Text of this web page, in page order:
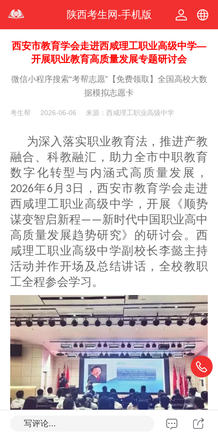
陕西考生网-手机版
中文
西安市教育学会走进西咸理工职业高级中学—
开展职业教育高质量发展专题研讨会
微信小程序搜索“考帮志愿”【免费领取】全国高校大数
据模拟志愿卡
考生帮 2026-06-06 来源：西咸理工职业高级中学
为深入落实职业教育法，推进产教
融合、科教融汇，助力全市中职教育
数字化转型与内涵式高质量发展，
2026年6月 3日，西安市教育学会走进
西咸理工职业高级中学 ，开展《顺势
谋变智启新程——新时代中国职业高中
高质量发展趋势研究》的研讨会。西
咸理工职业高级中学副校长李懿主持
活动并作开场及总结讲话，全校教职
工全程参会学习。
写评论...